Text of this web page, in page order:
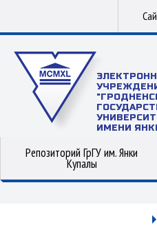
ИМЕНИ
Репозиторий ГрГУ им. Янки
Купалы